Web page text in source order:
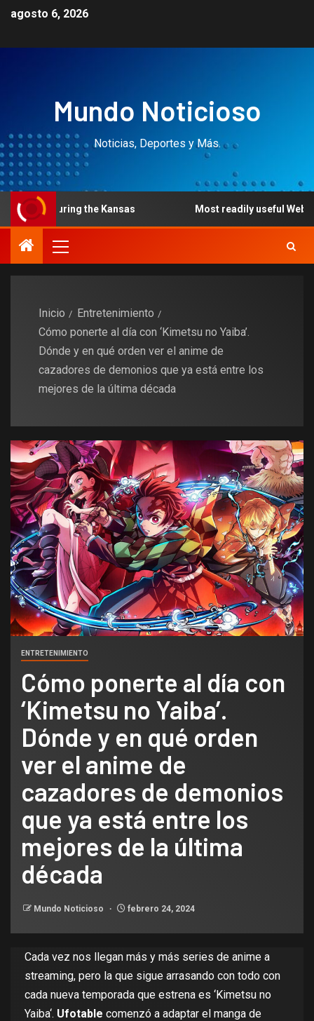
agosto 6, 2026
Mundo Noticioso
Noticias, Deportes y Más.
the Kansas Most readily useful Web based
Inicio
Entretenimiento
Cómo ponerte al día con ‘Kimetsu no Yaiba’.
Dónde y en qué orden ver el anime de
cazadores de demonios que ya está entre los
mejores de la última década
ENTRETENIMIENTO
Cómo ponerte al día con
‘Kimetsu no Yaiba’.
Dónde y en qué orden
ver el anime de
cazadores de demonios
que ya está entre los
mejores de la última
década
Mundo Noticioso febrero 24, 2024
Cada vez nos llegan más y más series de anime a
streaming, pero la que sigue arrasando con todo con
cada nueva temporada que estrena es ‘Kimetsu no
Yaiba‘. Ufotable comenzó a adaptar el manga de